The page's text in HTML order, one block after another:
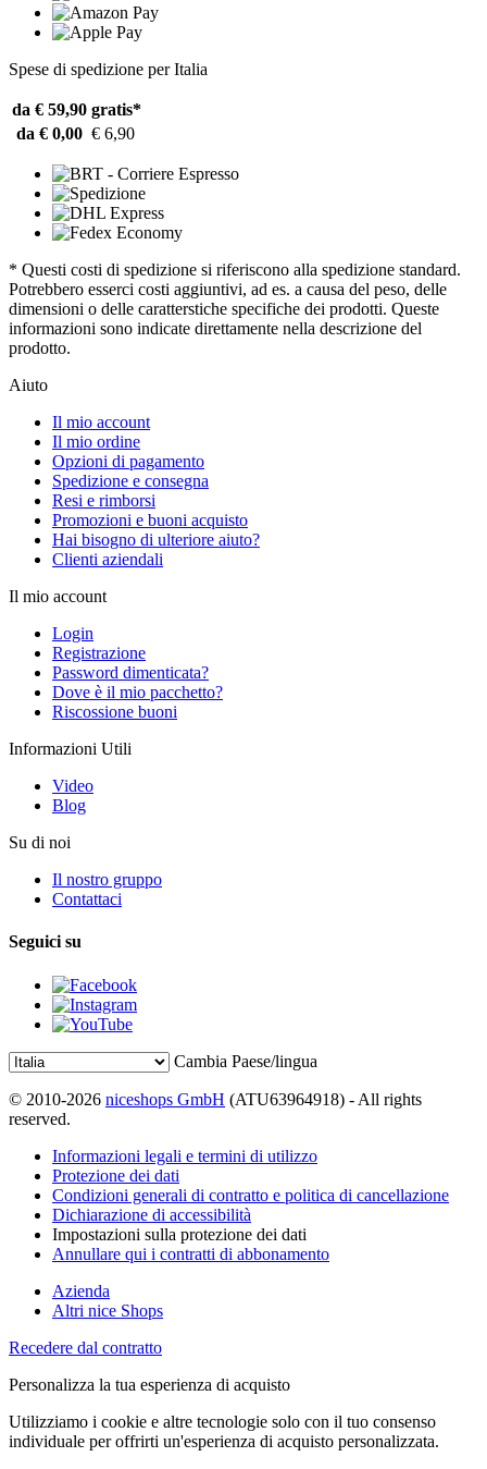
Spese di spedizione per Italia
da € 59,90 gratis*
da € 0,00 € 6,90
* Questi costi di spedizione si riferiscono alla spedizione standard.
Potrebbero esserci costi aggiuntivi, ad es. a causa del peso, delle
dimensioni o delle caratterstiche specifiche dei prodotti. Queste
informazioni sono indicate direttamente nella descrizione del
prodotto.
Aiuto
Il mio account
Il mio ordine
Opzioni di pagamento
Spedizione e consegna
Resi e rimborsi
Promozioni e buoni acquisto
Hai bisogno di ulteriore aiuto?
Clienti aziendali
Il mio account
Login
Registrazione
Password dimenticata?
Dove è il mio pacchetto?
Riscossione buoni
Informazioni Utili
Video
Blog
Su di noi
Il nostro gruppo
Contattaci
Seguici su
Cambia Paese/lingua
© 2010-2026 niceshops GmbH (ATU63964918) - All rights
reserved.
Informazioni legali e termini di utilizzo
Protezione dei dati
Condizioni generali di contratto e politica di cancellazione
Dichiarazione di accessibilità
Impostazioni sulla protezione dei dati
Annullare qui i contratti di abbonamento
Azienda
Altri nice Shops
Recedere dal contratto
Personalizza la tua esperienza di acquisto
Utilizziamo i cookie e altre tecnologie solo con il tuo consenso
individuale per offrirti un'esperienza di acquisto personalizzata.